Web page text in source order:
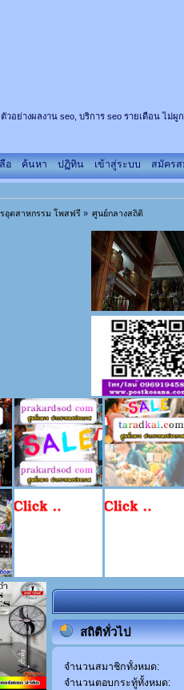
ตัวอย่างผลงาน seo, บริการ seo รายเดือน ไม่
อ ค้นหา ปฏิทิน เข้าสู่ระบบ สมัคร
อุตสาหกรรม โพสฟรี » ศูนย์กลางสถิติ
สถิติทั่วไป
จำนวนสมาชิกทั้งหมด:
จำนวนตอบกระทู้ทั้งหมด: